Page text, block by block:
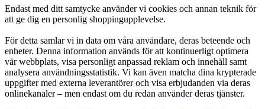
Endast med ditt samtycke använder vi cookies och annan teknik för
att ge dig en personlig shoppingupplevelse.
För detta samlar vi in data om våra användare, deras beteende och
enheter. Denna information används för att kontinuerligt optimera
vår webbplats, visa personligt anpassad reklam och innehåll samt
analysera användningsstatistik. Vi kan även matcha dina krypterade
uppgifter med externa leverantörer och visa erbjudanden via deras
onlinekanaler – men endast om du redan använder deras tjänster.